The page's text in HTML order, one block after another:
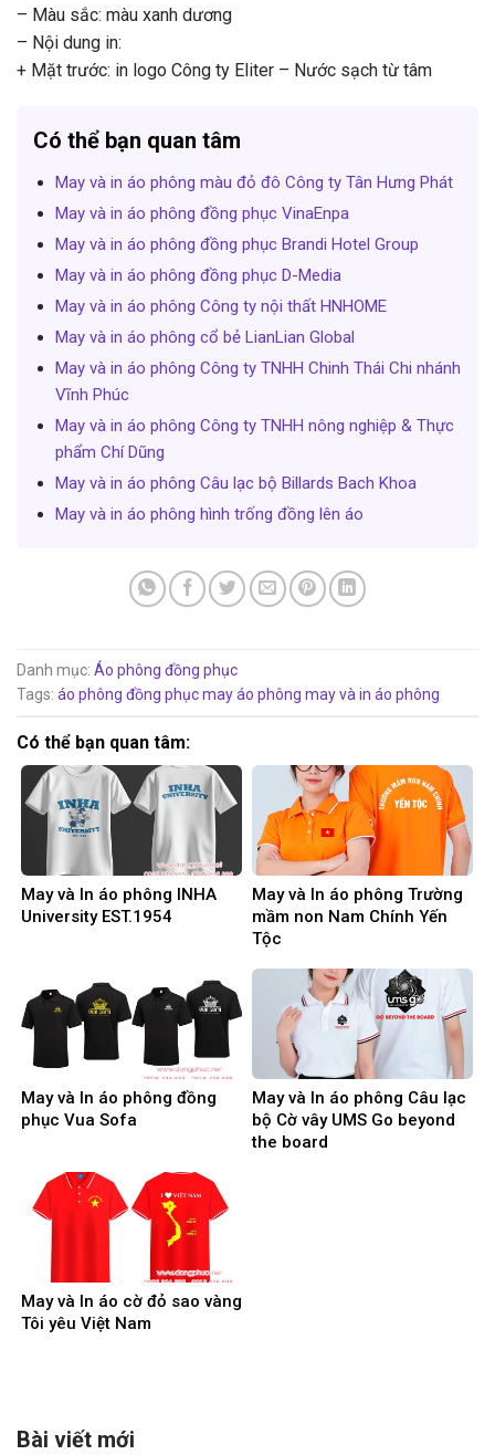
– Màu sắc: màu xanh dương
– Nội dung in:
+ Mặt trước: in logo Công ty Eliter – Nước sạch từ tâm
Có thể bạn quan tâm
May và in áo phông màu đỏ đô Công ty Tân Hưng Phát
May và in áo phông đồng phục VinaEnpa
May và in áo phông đồng phục Brandi Hotel Group
May và in áo phông đồng phục D-Media
May và in áo phông Công ty nội thất HNHOME
May và in áo phông cổ bẻ LianLian Global
May và in áo phông Công ty TNHH Chinh Thái Chi nhánh
Vĩnh Phúc
May và in áo phông Công ty TNHH nông nghiệp & Thực
phẩm Chí Dũng
May và in áo phông Câu lạc bộ Billards Bach Khoa
May và in áo phông hình trống đồng lên áo
Danh mục: Áo phông đồng phục
Tags: áo phông đồng phụcmay áo phông may và in áo phông
Có thể bạn quan tâm:
May và In áo phông INHA
University EST.1954
May và In áo phông Trường
mầm non Nam Chính Yến
Tộc
May và In áo phông đồng
phục Vua Sofa
May và In áo phông Câu lạc
bộ Cờ vây UMS Go beyond
the board
May và In áo cờ đỏ sao vàng
Tôi yêu Việt Nam
Bài viết mới